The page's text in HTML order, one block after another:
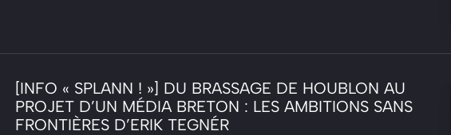
[INFO « SPLANN ! »] DU BRASSAGE DE HOUBLON AU
PROJET D’UN MÉDIA BRETON : LES AMBITIONS SANS
FRONTIÈRES D’ERIK TEGNÉR